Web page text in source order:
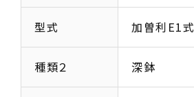
型式 加曽利E1式
種類２ 深鉢